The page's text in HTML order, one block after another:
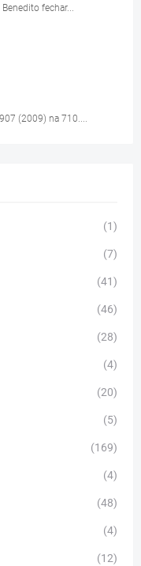
fechar...
(2009) na 710....
(1)
(7)
(41)
(46)
(28)
(4)
(20)
(5)
(169)
(4)
(48)
(4)
(12)